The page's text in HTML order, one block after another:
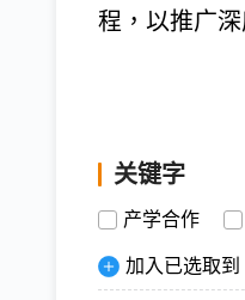
程，以推广
关键字
产学合作
加入已选取到